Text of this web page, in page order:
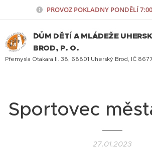
PROVOZ POKLADNY PONDĚLÍ
¨DŮM DĚTÍ A MLÁDEŽE
BROD, P. O.
Přemysla Otakara II. 38, 68801 Uherský Brod, IČ
Sportovec
27.01.2023